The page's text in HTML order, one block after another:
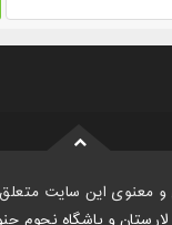
معنوی این سایت